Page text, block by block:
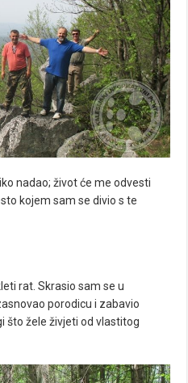
nadao; život će me odvesti
kojem sam se divio s te
rat. Skrasio sam se u
porodicu i zabavio
što žele živjeti od vlastitog